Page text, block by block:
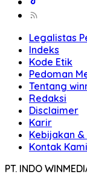
Legalistas
Indeks
Kode Etik
Pedoman
Tentang
Redaksi
Disclaimer
Karir
Kebijakan &
Kontak Kami
PT. INDO